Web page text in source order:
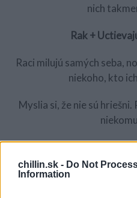
chillin.sk - Do Not
Information
nich
Rak +
Raci milujú samých seba,
niekoho, kto
Myslia si, že nie sú
a
o